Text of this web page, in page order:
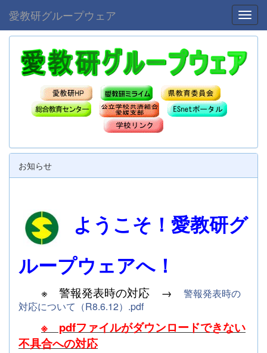
愛教研グループウェア
お知らせ
ようこそ！愛教研グ
ループウェアへ！
※ 警報発表時の対応 → 警報発表時の
対応について（R8.6.12）.pdf
※ pdfファイルがダウンロードできない
不具合への対応